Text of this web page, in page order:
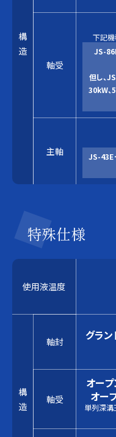
構
造
軸受
下記機
JS-
但し、
30kW、
主軸
JS-43E
特殊仕様
使用液温度
構
造
軸封
グラ
軸受
オー
オー
単列深溝